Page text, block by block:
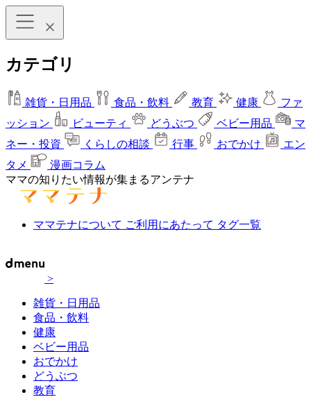
カテゴリ
雑貨・日用品 食品・飲料 教育 健康
ファ
ッション
ビューティ どうぶつ ベビー用品
マ
ネー・投資
くらしの相談 行事 おでかけ
エン
タメ
漫画コラム
ママの知りたい情報が集まるアンテナ
ママテナについて ご利用にあたって タグ一覧
>
雑貨・日用品
食品・飲料
健康
ベビー用品
おでかけ
どうぶつ
教育